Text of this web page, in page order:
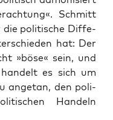
Schmitt
die poli­ti­sche Dif­fe­
hat: Der
»böse« sein, und
es sich um
ange­tan, den poli­
Han­deln